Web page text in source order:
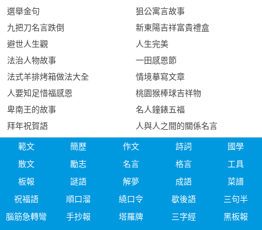
選舉金句
九把刀名言跌倒
避世人生觀
法治人物故事
法式羊排烤箱做法大全
人要知足惜福感恩
卑南王的故事
拜年祝賀語
狙公寓言故事
新東陽吉祥富貴禮盒
人生完美
一田感恩節
情境摹寫文章
桃園猴棒球吉祥物
名人鐘錶五福
人與人之間的關係名言
範文 簡歷 作文 詩詞
國學
散文
勵志 名言 格言
工具
板報
謎語 解夢 成語
菜譜
祝福語
順口溜 繞口令 歇後語
三句半
腦筋急轉彎
手抄報 塔羅牌 三字經
黑板報